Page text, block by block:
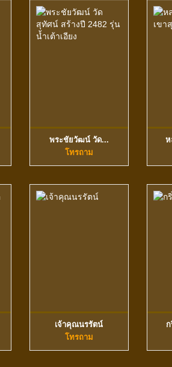
ดูข้อมูลเพิ่มเติม
พระชัยวัฒน์ วัด...
โทรถาม
ห
ดูข้อมูลเพิ่มเติม
เจ้าคุณนรรัตน์
โทรถาม